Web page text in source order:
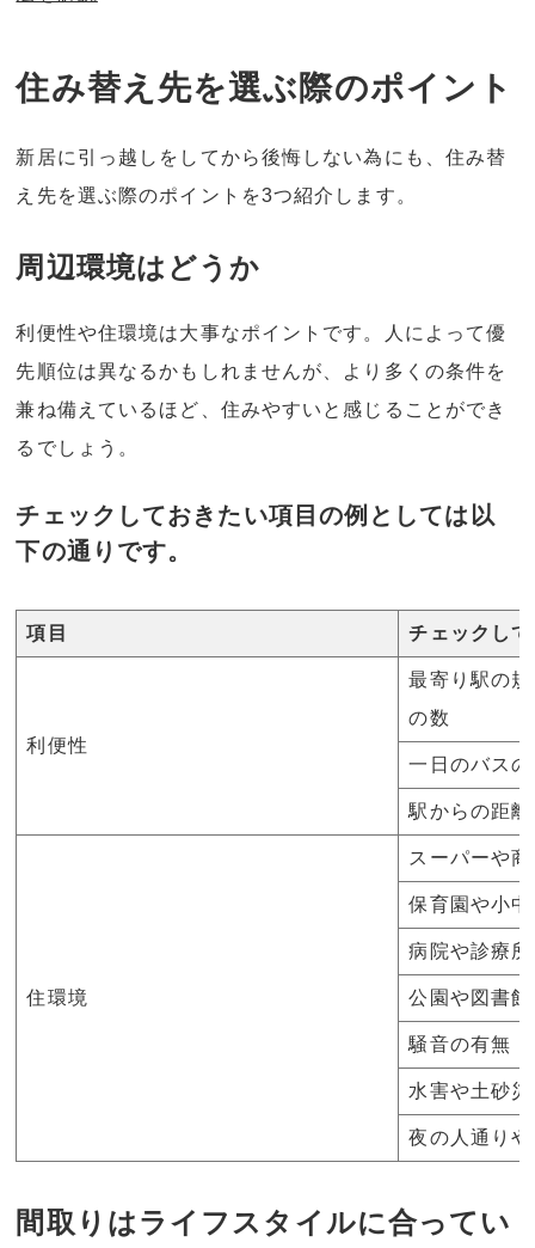
住み替え先を選ぶ際のポイント
新居に引っ越しをしてから後悔しない為にも、住み替
え先を選ぶ際のポイントを3つ紹介します。
周辺環境はどうか
利便性や住環境は大事なポイントです。人によって優
先順位は異なるかもしれませんが、より多くの条件を
兼ね備えているほど、住みやすいと感じることができ
るでしょう。
チェックしておきたい項目の例としては以
下の通りです。
項目 チェックし
利便性
最寄り駅の
の数
一日のバス
駅からの距離
住環境
スーパーや
保育園や小
病院や診療
公園や図書
騒音の有無
水害や土砂
夜の人通り
間取りはライフスタイルに合ってい